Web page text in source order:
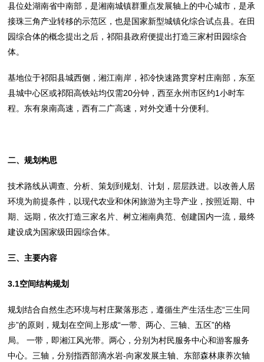
县位处湖南省中南部，是湘南城镇群重点发展轴上的中心城市，是承
接珠三角产业转移的示范区，也是国家新型城镇化综合试点县。在田
园综合体的概念提出之后，祁阳县政府便提出打造三家村田园综合
体。
基地位于祁阳县城西侧，湘江南岸，祁冷快速路贯穿村庄南部，东至
县城中心区或祁阳高铁站均仅需20分钟，西至永州市区约1小时车
程。东有泉南高速，西有二广高速，对外交通十分便利。
二、规划构思
技术路线从调查、分析、策划到规划、计划，层层跌进。以改善人居
环境为前提条件，以现代农业和休闲旅游为主导产业，按照近期、中
期、远期，依次打造三家名片、树立湘南典范、创建国内一流，最终
建设成为国家级田园综合体。
三、主要内容
3.1空间结构规划
规划结合自然生态环境与村庄聚落形态，遵循生产生活生态“三生同
步”的原则，规划在空间上形成“一带、两心、三轴、五区”的格
局。 一带，即湘江风光带。两心，分别为村民服务中心和游客服务
中心。三轴，分别指西部滴水岩-向家发展主轴、东部森林康养次轴